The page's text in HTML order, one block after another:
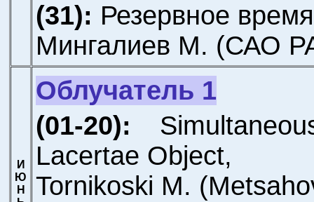
(31): Резервное
Мингалиев М. (САО
И
Ю
Н
Облучатель 1
(01-20):
Lacertae Object,
Tornikoski M.